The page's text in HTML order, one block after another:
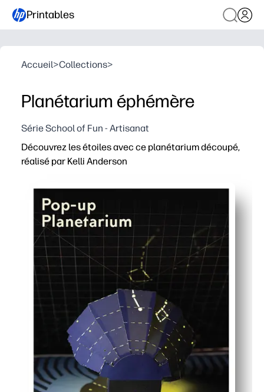
Printables
Accueil>Collections>
Planétarium éphémère
Série School of Fun - Artisanat
Découvrez les étoiles avec ce planétarium découpé,
réalisé par Kelli Anderson